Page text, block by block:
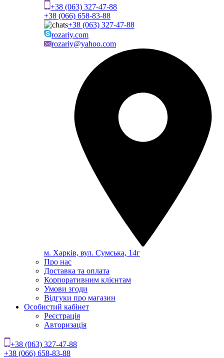
+38 (063) 327-47-88
+38 (066) 658-83-88
+38 (063) 327-47-88
rozariy.com
rozariy@yahoo.com
м. Харків, вул. Сумська, 14г
Про нас
Доставка та оплата
Корпоративним клієнтам
Умови згоди
Відгуки про магазин
Особистий кабінет
Реєстрація
Авторизація
+38 (063) 327-47-88
+38 (066) 658-83-88